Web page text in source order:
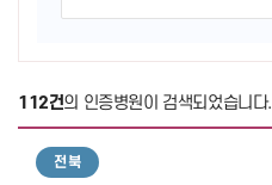
112건의 인증병원이 검색되었습니다.
전북